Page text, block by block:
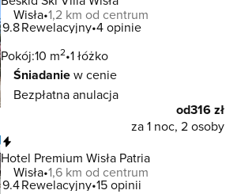
Wisła 1,2 km od centrum
9.8Rewelacyjny 4 opinie
Pokój:10 m2 1 łóżko
Śniadaniew cenie
Bezpłatna anulacja
od316 zł
za 1 noc, 2 osoby
Hotel Premium Wisła Patria
Wisła 1,6 km od centrum
9.4Rewelacyjny 15 opinii